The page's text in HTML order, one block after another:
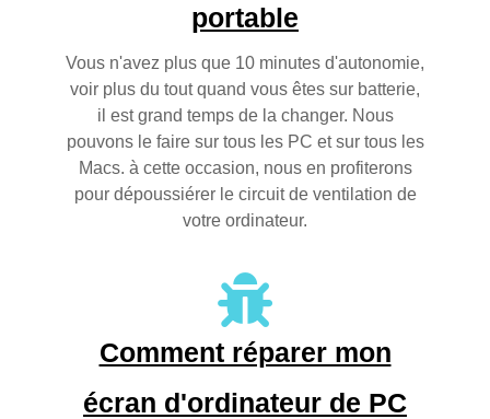
portable
Vous n'avez plus que 10 minutes d'autonomie,
voir plus du tout quand vous êtes sur batterie,
il est grand temps de la changer. Nous
pouvons le faire sur tous les PC et sur tous les
Macs. à cette occasion, nous en profiterons
pour dépoussiérer le circuit de ventilation de
votre ordinateur.
Comment réparer mon
écran d'ordinateur de PC